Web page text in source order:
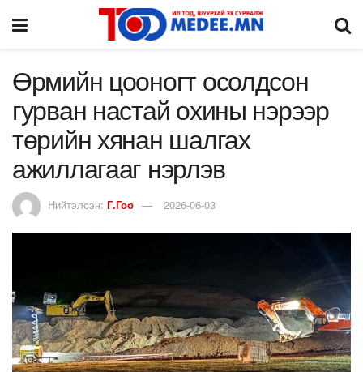
Өрмийн цооногт осолдсон
гурван настай охины нэрээр
төрийн хянан шалгах
ажиллагааг нэрлэв
Нийтэлсэн: Г.Гоо 2026-06-03